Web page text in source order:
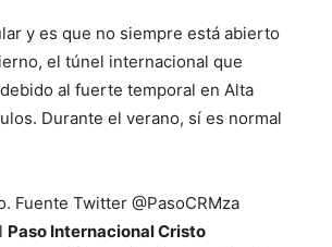
y es que no siempre está abierto
el túnel internacional que
al fuerte temporal en Alta
Durante el verano, sí es normal
Fuente Twitter @PasoCRMza
Paso Internacional Cristo